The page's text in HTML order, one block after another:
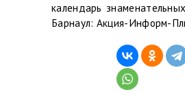
календарь
Барнаул: Акция-Информ-